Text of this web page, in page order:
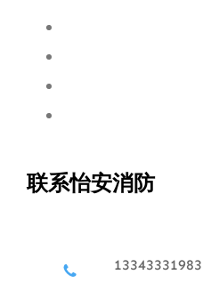
联系怡安消防
13343331983